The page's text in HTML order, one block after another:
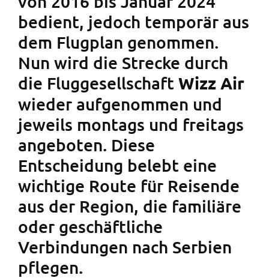
bedient, jedoch temporär aus
dem Flugplan genommen.
Nun wird die Strecke durch
die Fluggesellschaft Wizz Air
wieder aufgenommen und
jeweils montags und freitags
angeboten. Diese
Entscheidung belebt eine
wichtige Route für Reisende
aus der Region, die familiäre
oder geschäftliche
Verbindungen nach Serbien
pflegen.